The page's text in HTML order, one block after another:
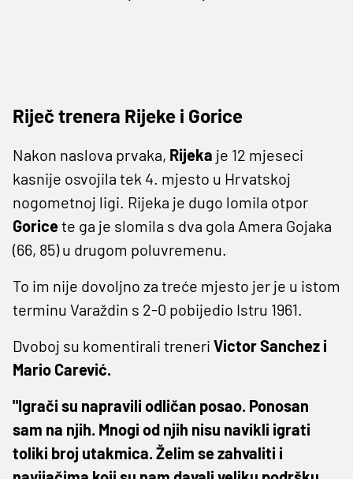
Riječ trenera Rijeke i Gorice
Nakon naslova prvaka, Rijeka je 12 mjeseci
kasnije osvojila tek 4. mjesto u Hrvatskoj
nogometnoj ligi. Rijeka je dugo lomila otpor
Goricete ga je slomila s dva gola Amera Gojaka
(66, 85) u drugom poluvremenu.
To im nije dovoljno za treće mjesto jer je u istom
terminu Varaždin s 2-0 pobijedio Istru 1961.
Dvoboj su komentirali treneri Victor Sanchez i
Mario Carević.
"Igrači su napravili odličan posao. Ponosan
sam na njih. Mnogi od njih nisu navikli igrati
toliki broj utakmica. Želim se zahvaliti i